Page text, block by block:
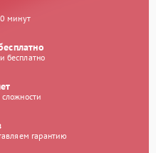
минут
бесплатно
гарантию